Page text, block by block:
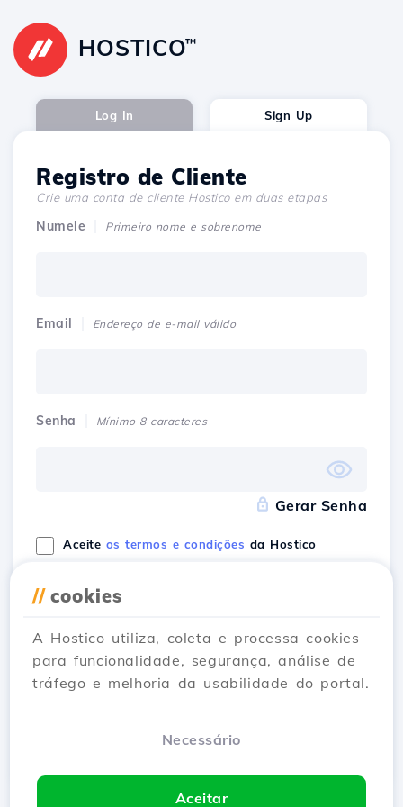
HOSTICO™
Log In Sign Up
Registro de Cliente
Crie uma conta de cliente Hostico em duas etapas
Numele Primeiro nome e sobrenome
Email Endereço de e-mail válido
Senha Mínimo 8 caracteres
Gerar Senha
Aceite os termos e condições da Hostico
conta
// cookies
A Hostico utiliza, coleta e processa cookies
para funcionalidade, segurança, análise de
tráfego e melhoria da usabilidade do portal.
Necessário
Aceitar